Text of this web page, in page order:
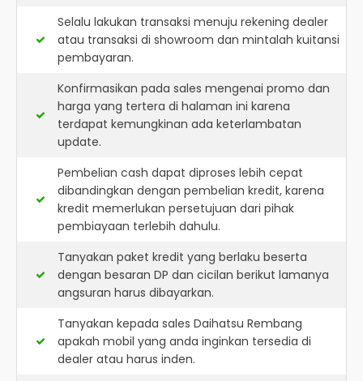
Selalu lakukan transaksi menuju rekening dealer
atau transaksi di showroom dan mintalah kuitansi
pembayaran.
Konfirmasikan pada sales mengenai promo dan
harga yang tertera di halaman ini karena
terdapat kemungkinan ada keterlambatan
update.
Pembelian cash dapat diproses lebih cepat
dibandingkan dengan pembelian kredit, karena
kredit memerlukan persetujuan dari pihak
pembiayaan terlebih dahulu.
Tanyakan paket kredit yang berlaku beserta
dengan besaran DP dan cicilan berikut lamanya
angsuran harus dibayarkan.
Tanyakan kepada sales Daihatsu Rembang
apakah mobil yang anda inginkan tersedia di
dealer atau harus inden.